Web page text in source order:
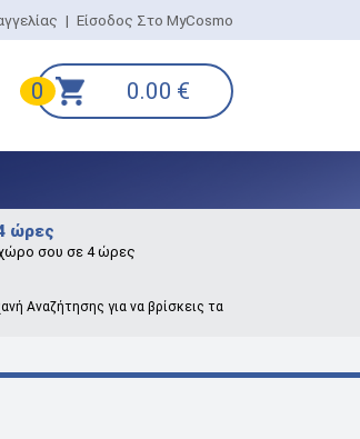
| Είσοδος Στο MyCosmo
0 0.00 €
ώρες
σου σε 4 ώρες
Αναζήτησης για να βρίσκεις τα